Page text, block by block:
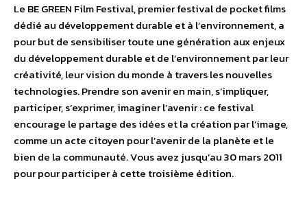
Le BE GREEN Film Festival, premier festival de pocket films
dédié au développement durable et à l’environnement, a
pour but de sensibiliser toute une génération aux enjeux
du développement durable et de l’environnement par leur
créativité, leur vision du monde à travers les nouvelles
technologies. Prendre son avenir en main, s’impliquer,
participer, s’exprimer, imaginer l’avenir : ce festival
encourage le partage des idées et la création par l’image,
comme un acte citoyen pour l’avenir de la planète et le
bien de la communauté. Vous avez jusqu’au 30 mars 2011
pour pour participer à cette troisième édition.